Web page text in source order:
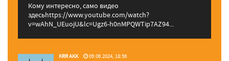
Кому интересно, само видео
здесьhttps://www.youtube.com/watch?
v=wAhN_UEuojU&lc=Ugz6-h0nMPQWTip7AZ94...
KRR AKK 09.06.2024, 18:56